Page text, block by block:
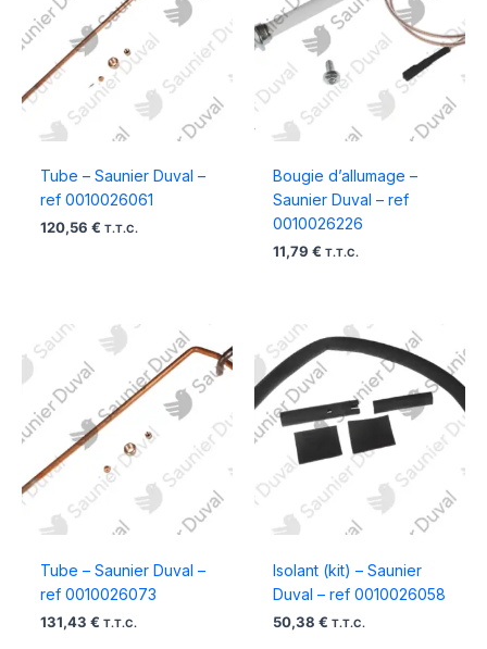
Tube – Saunier Duval –
ref 0010026061
120,56 € T.T.C.
Bougie d’allumage –
Saunier Duval – ref
0010026226
11,79 € T.T.C.
Tube – Saunier Duval –
ref 0010026073
131,43 € T.T.C.
Isolant (kit) – Saunier
Duval – ref 0010026058
50,38 € T.T.C.